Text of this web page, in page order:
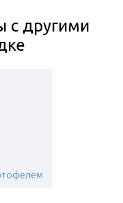
с другими